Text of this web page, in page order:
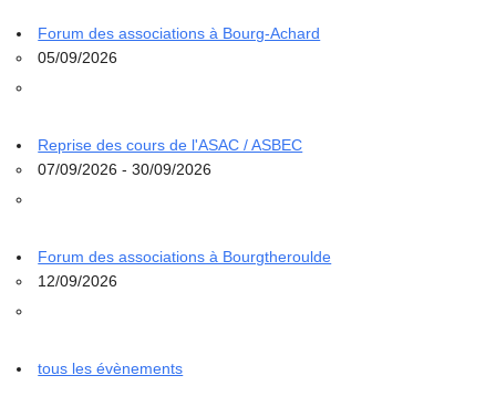
Forum des associations à Bourg-Achard
05/09/2026
Reprise des cours de l'ASAC / ASBEC
07/09/2026 - 30/09/2026
Forum des associations à Bourgtheroulde
12/09/2026
tous les évènements